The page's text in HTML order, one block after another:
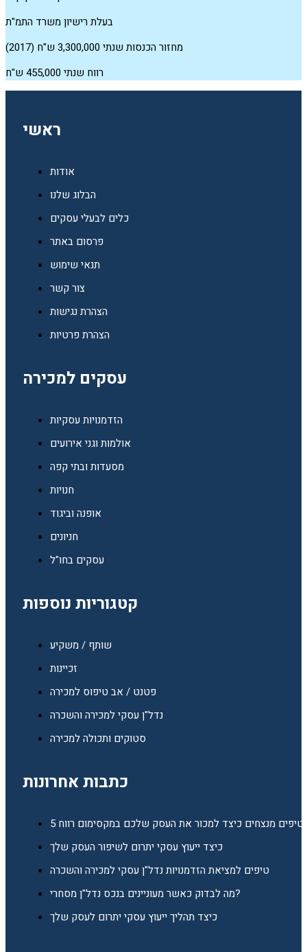
מחזור הכנסות שנתי 3,300,000 ש"ח (2017)
ראשי
אודות
הבלוג שלנו
כלים לבעלי עסקים
פרסום באתר
תנאי שימוש
צור קשר
הצהרת נגישות
הצהרת פרטיות
עסקים למכירה
הזדמנויות עסקיות
אולמות וגני אירועים
מסעדות ובתי קפה
חנויות
אופנה וביגוד
חניונים
עסקים בחו"ל
קטגוריות נוספות
שותף / משקיע
זכיינות
פטנט / אב טיפוס למכירה
נדל"ן עסקי למכירה והשכרה
סטוקים ותכולה למכירה
כתבות אחרונות
5 טיפים מנצחים כיצד למכור את העסק שלכם במקסימום רווח
כיצד ייעוץ עסקי יתרום לשיפור העסק שלך
טיפים למציאת הזדמנויות נדל"ן עסקי למכירה והשכרה
מה לבדוק כאשר מעוניינים בנכס נדל"ן מסחרי?
כיצד תהליך ייעוץ עסקי יתרום לעסק שלך